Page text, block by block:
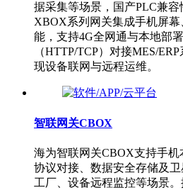
据采集等场景，国产PLC兼
XBOX系列网关集成手机屏
能，支持4G全网通与本地部
（HTTP/TCP）对接MES/
现设备联网与远程运维。
智联网关CBOX
海为智联网关CBOX支持手
协议对接、数据安全存储及
工厂、设备远程监控等场景